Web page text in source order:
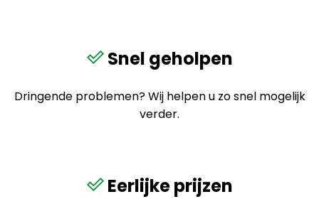
Snel geholpen
Dringende problemen? Wij helpen u zo snel mogelijk
verder.
Eerlijke prijzen